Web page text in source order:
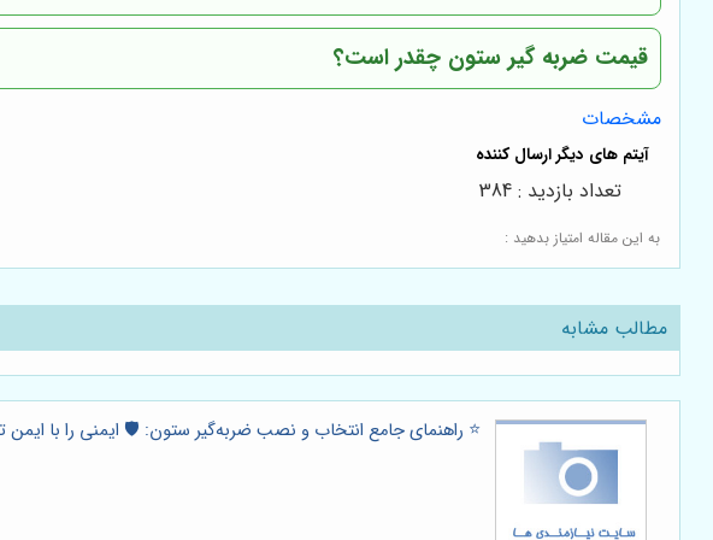
قیمت ضربه گیر ستون چقدر است؟
مشخصات
به این مقاله امتیاز بدهید :
تعداد بازدید : 384
مطالب مشابه
⭐️ راهنمای جامع انتخاب و نصب ضربه‌گیر ستون: 🛡️ ایمنی را با ایمن